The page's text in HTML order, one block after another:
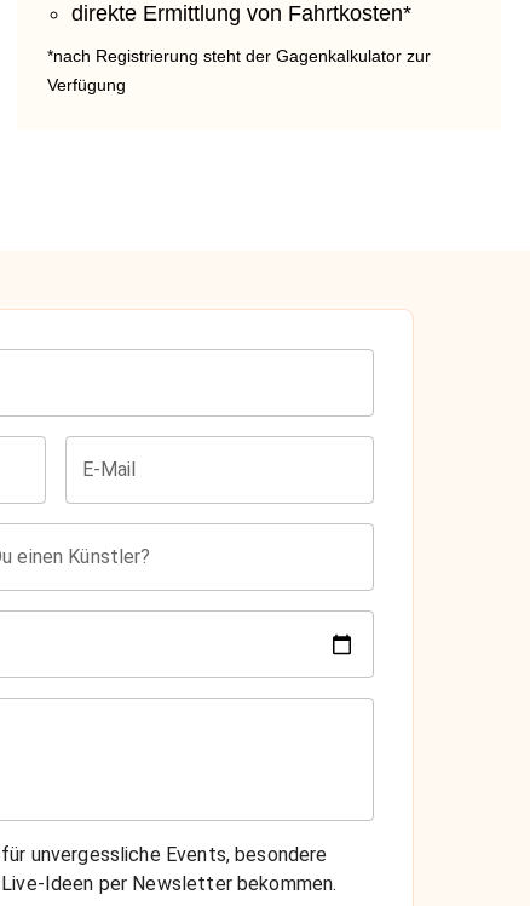
direkte Ermittlung von Fahrtkosten*
*nach Registrierung steht der Gagenkalkulator zur
Verfügung
E-Mail
einen Künstler?
unvergessliche Events, besondere
Ideen per Newsletter bekommen.